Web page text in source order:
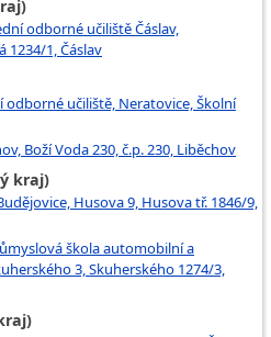
odborné učiliště Čáslav,
1234/1, Čáslav
učiliště, Neratovice, Školní
Boží Voda 230, č.p. 230, Liběchov
kraj)
Husova 9, Husova tř. 1846/9,
škola automobilní a
3, Skuherského 1274/3,